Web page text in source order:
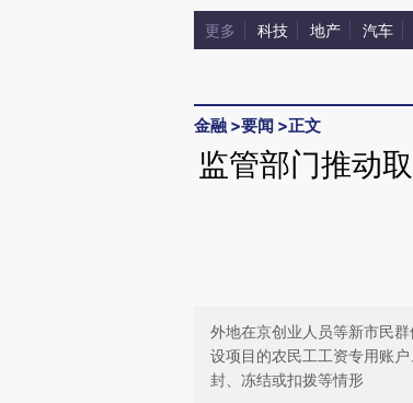
更多 科技 地产 汽车
金融 >要闻 >正文
监管部门推动
外地在京创业人员等新市民
设项目的农民工工资专用账
封、冻结或扣拨等情形